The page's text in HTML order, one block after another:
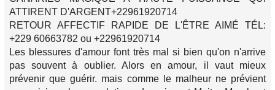
ATTIRENT D'ARGENT+22961920714
RETOUR AFFECTIF RAPIDE DE L'ÊTRE AIMÉ TÉL:
+229 60663782 ou +22961920714
Les blessures d'amour font très mal si bien qu'on n'arrive
pas souvent à oublier. Alors en amour, il vaut mieux
prévenir que guérir. mais comme le malheur ne prévient